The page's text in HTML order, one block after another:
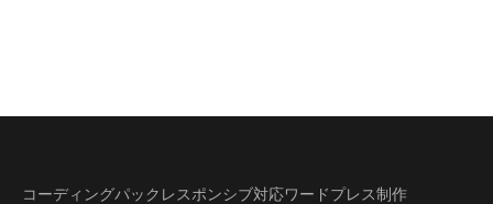
コーディングパック レスポンシブ対応ワードプレス制作